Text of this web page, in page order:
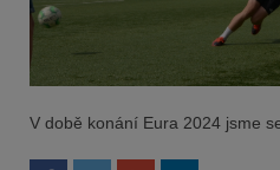
V době konání Eura 2024 jsme